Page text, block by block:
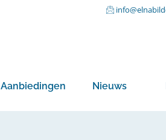
Aanbiedingen Nieuws